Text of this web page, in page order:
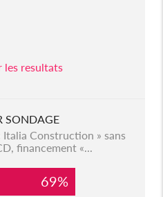
les resultats
SONDAGE
Construction » sans
financement «...
69%